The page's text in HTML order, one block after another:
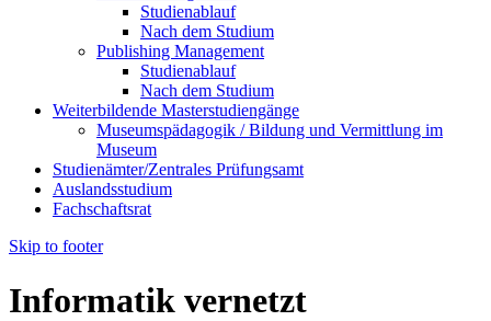
Studienablauf
Nach dem Studium
Publishing Management
Studienablauf
Nach dem Studium
Weiterbildende Masterstudiengänge
Museumspädagogik / Bildung und Vermittlung im
Museum
Studienämter/Zentrales Prüfungsamt
Auslandsstudium
Fachschaftsrat
Skip to footer
Informatik vernetzt